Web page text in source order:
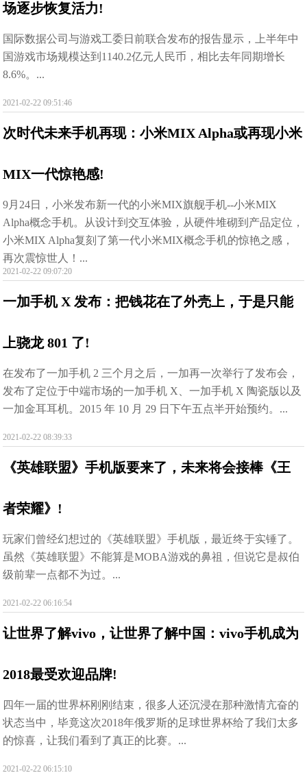
场逐步恢复活力!
国际数据公司与游戏工委日前联合发布的报告显示，上半年中
国游戏市场规模达到1140.2亿元人民币，相比去年同期增长
8.6%。...
2021-02-22 09:51:46
次时代未来手机再现：小米MIX Alpha或再现小米
MIX一代惊艳感!
9月24日，小米发布新一代的小米MIX旗舰手机--小米MIX
Alpha概念手机。从设计到交互体验，从硬件堆砌到产品定位，
小米MIX Alpha复刻了第一代小米MIX概念手机的惊艳之感，
再次震惊世人！...
2021-02-22 09:07:20
一加手机 X 发布：把钱花在了外壳上，于是只能
上骁龙 801 了!
在发布了一加手机 2 三个月之后，一加再一次举行了发布会，
发布了定位于中端市场的一加手机 X、一加手机 X 陶瓷版以及
一加金耳耳机。2015 年 10 月 29 日下午五点半开始预约。...
2021-02-22 08:39:33
《英雄联盟》手机版要来了，未来将会接棒《王
者荣耀》!
玩家们曾经幻想过的《英雄联盟》手机版，最近终于实锤了。
虽然《英雄联盟》不能算是MOBA游戏的鼻祖，但说它是叔伯
级前辈一点都不为过。...
2021-02-22 06:16:54
让世界了解vivo，让世界了解中国：vivo手机成为
2018最受欢迎品牌!
四年一届的世界杯刚刚结束，很多人还沉浸在那种激情亢奋的
状态当中，毕竟这次2018年俄罗斯的足球世界杯给了我们太多
的惊喜，让我们看到了真正的比赛。...
2021-02-22 06:15:10